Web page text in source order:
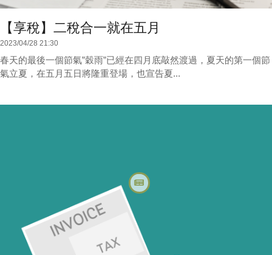
【享稅】二稅合一就在五月
2023/04/28 21:30
春天的最後一個節氣”穀雨”已經在四月底敲然渡過，夏天的第一個節
氣立夏，在五月五日將隆重登場，也宣告夏...